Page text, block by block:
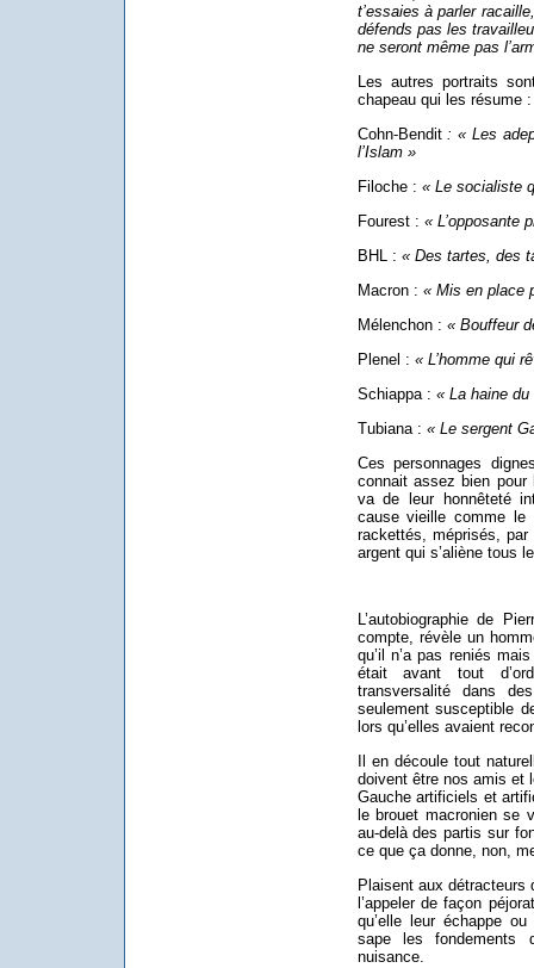
t’essaies à parler
défends pas les
ne seront même pas
Les autres portraits
chapeau qui les résume :
Cohn-Bendit: « Les
l’Islam »
Filoche : « Le socialiste
Fourest : « L’opposante
BHL : « Des tartes, des
Macron : « Mis en place
Mélenchon : « Bouffeur
Plenel : « L’homme qui
Schiappa : « La haine
Tubiana : « Le sergent
Ces personnages
connait assez bien
va de leur honnêteté
cause vieille comme le
rackettés, méprisés,
argent qui s’aliène tous
L’autobiographie de
compte, révèle un
qu’il n’a pas reniés
était avant tout
transversalité dans
seulement susceptible
lors qu’elles avaient
Il en découle tout
doivent être nos amis et
Gauche artificiels et
le brouet macronien se
au-delà des partis sur
ce que ça donne, non,
Plaisent aux
l’appeler de façon
qu’elle leur échappe
sape les fondements
nuisance.